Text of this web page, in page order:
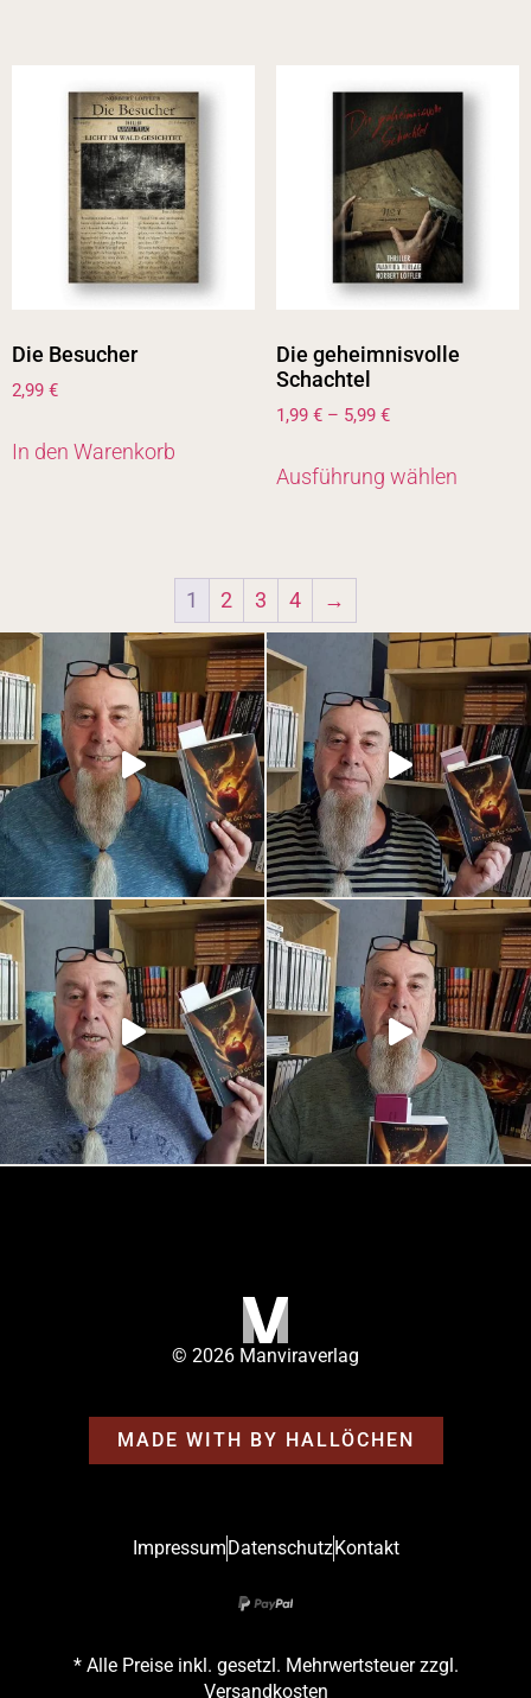
Die Besucher
2,99 €
In den Warenkorb
Die geheimnisvolle
Schachtel
1,99 € – 5,99 €
Ausführung wählen
1 2 3 4 →
© 2026 Manviraverlag
MADE WITH BY HALLÖCHEN
Impressum DatenschutzKontakt
* Alle Preise inkl. gesetzl. Mehrwertsteuer zzgl.
Versandkosten